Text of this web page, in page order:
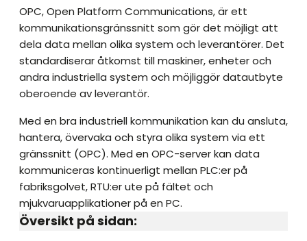
OPC, Open Platform Communications, är ett
kommunikationsgränssnitt som gör det möjligt att
dela data mellan olika system och leverantörer. Det
standardiserar åtkomst till maskiner, enheter och
andra industriella system och möjliggör datautbyte
oberoende av leverantör.
Med en bra industriell kommunikation kan du ansluta,
hantera, övervaka och styra olika system via ett
gränssnitt (OPC). Med en OPC-server kan data
kommuniceras kontinuerligt mellan PLC:er på
fabriksgolvet, RTU:er ute på fältet och
mjukvaruapplikationer på en PC.
Översikt på sidan: